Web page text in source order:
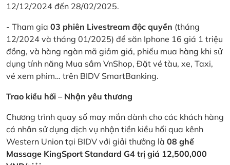
12/12/2024 đến 28/02/2025.
- Tham gia 03 phiên Livestream độc quyền (tháng
12/2024 và tháng 01/2025) để săn Iphone 16 giá 1 triệu
đồng, và hàng ngàn mã giảm giá, phiếu mua hàng khi sử
dụng tính năng Mua sắm VnShop, Đặt vé tàu, xe, Taxi,
vé xem phim… trên BIDV SmartBanking.
Trao kiều hối – Nhận yêu thương
Chương trình quay số may mắn dành cho các khách hàng
cá nhân sử dụng dịch vụ nhận tiền kiều hối qua kênh
Western Union tại BIDV với giải thưởng là 08 ghế
Massage KingSport Standard G4 trị giá 12,500,000